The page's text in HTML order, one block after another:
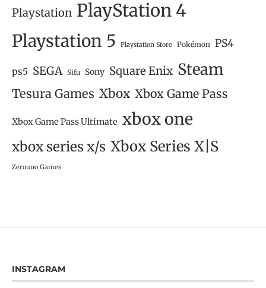
Playstation PlayStation 4
Playstation 5 Playstation Store Pokémon PS4
ps5 SEGA Sifu Sony Square Enix Steam
Tesura Games Xbox Xbox Game Pass
Xbox Game Pass Ultimate xbox one
xbox series x/s Xbox Series X|S
Zerouno Games
INSTAGRAM